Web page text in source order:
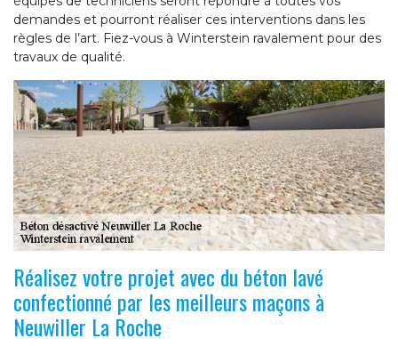
demandes et pourront réaliser ces interventions dans les
règles de l’art. Fiez-vous à Winterstein ravalement pour des
travaux de qualité.
Réalisez votre projet avec du béton lavé
confectionné par les meilleurs maçons à
Neuwiller La Roche